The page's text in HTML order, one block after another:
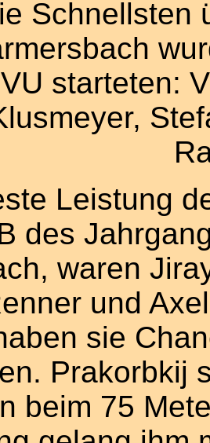
Schnellsten
starteten:
Leistung
des
waren
und
sie
Prakorbkij
beim 75